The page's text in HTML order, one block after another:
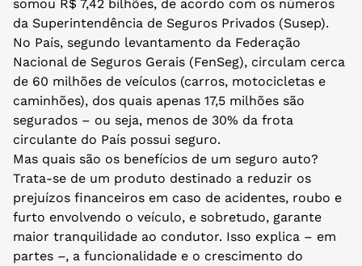
somou R$ 7,42 bilhões, de acordo com os números
da Superintendência de Seguros Privados (Susep).
No País, segundo levantamento da Federação
Nacional de Seguros Gerais (FenSeg), circulam cerca
de 60 milhões de veículos (carros, motocicletas e
caminhões), dos quais apenas 17,5 milhões são
segurados – ou seja, menos de 30% da frota
circulante do País possui seguro.
Mas quais são os benefícios de um seguro auto?
Trata-se de um produto destinado a reduzir os
prejuízos financeiros em caso de acidentes, roubo e
furto envolvendo o veículo, e sobretudo, garante
maior tranquilidade ao condutor. Isso explica – em
partes –, a funcionalidade e o crescimento do